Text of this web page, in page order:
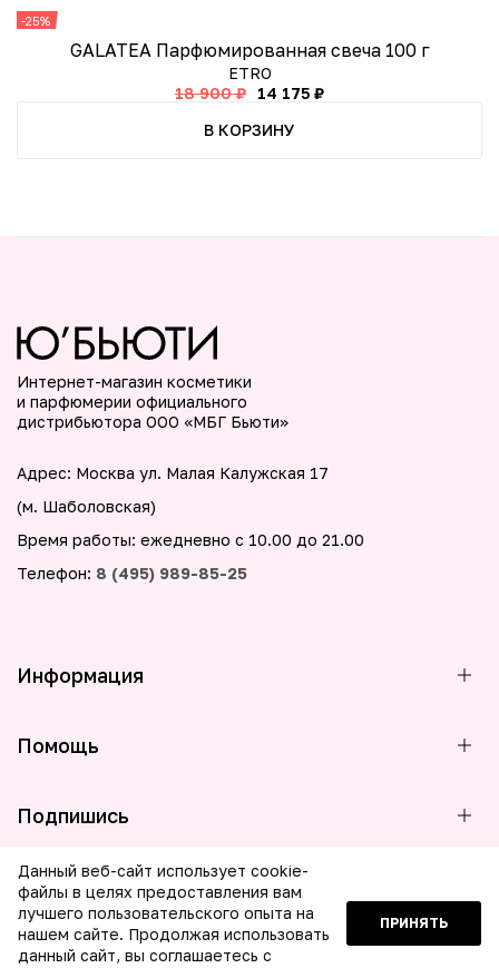
-25%
GALATEA Парфюмированная свеча 100 г
ETRO
18 900 ₽
14 175 ₽
В КОРЗИНУ
Интернет-магазин косметики
и парфюмерии официального
дистрибьютора ООО «МБГ Бьюти»
Адрес: Москва ул. Малая Калужская 17
(м. Шаболовская)
Время работы: ежедневно с 10.00 до 21.00
Телефон: 8 (495) 989-85-25
Информация
Помощь
Подпишись
© 2026 ООО МБГ Бьюти. Все права защищены
Данный веб-сайт использует cookie-
файлы в целях предоставления вам
лучшего пользовательского опыта на
нашем сайте. Продолжая использовать
данный сайт, вы соглашаетесь с
ПРИНЯТЬ